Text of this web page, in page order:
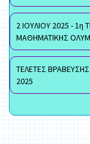
2 ΙΟΥΛΙΟΥ 2025 -
ΜΑΘΗΜΑΤΙΚΗΣ
ΤΕΛΕΤΕΣ
2025